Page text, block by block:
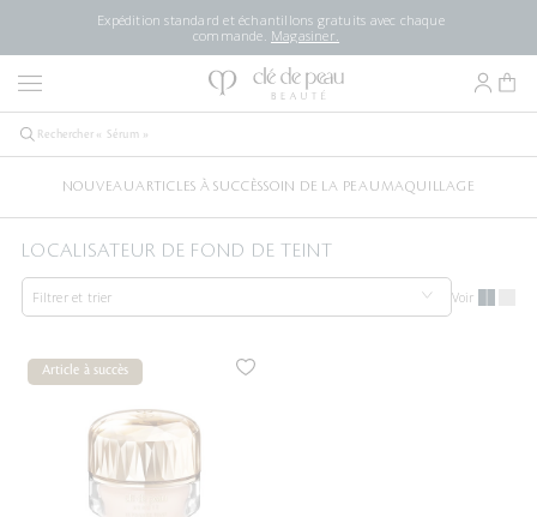
Expédition standard et échantillons gratuits avec chaque
commande. Magasiner.
NOUVEAUARTICLES À SUCCÈSSOIN DE LA PEAUMAQUILLAGE
LOCALISATEUR DE FOND DE TEINT
Filtrer et trier Voir
Article à succès